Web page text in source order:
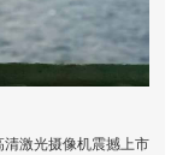
激光摄像机震撼上市